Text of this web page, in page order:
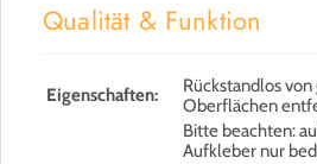
Qualität & Funktion
Eigenschaften:
Rückstandlos
Oberflächen
Bitte beachten:
Aufkleber nur